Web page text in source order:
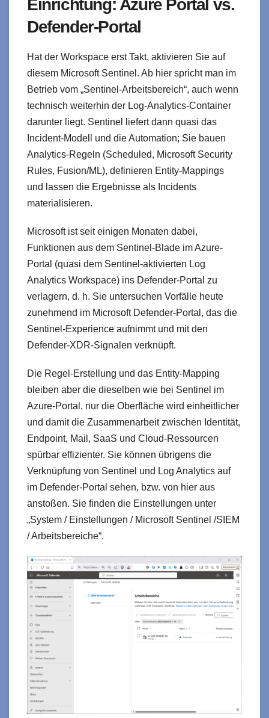
Einrichtung: Azure Portal vs.
Defender-Portal
Hat der Workspace erst Takt, aktivieren Sie auf
diesem Microsoft Sentinel. Ab hier spricht man im
Betrieb vom „Sentinel‑Arbeitsbereich“, auch wenn
technisch weiterhin der Log‑Analytics‑Container
darunter liegt. Sentinel liefert dann quasi das
Incident‑Modell und die Automation; Sie bauen
Analytics‑Regeln (Scheduled, Microsoft Security
Rules, Fusion/ML), definieren Entity‑Mappings
und lassen die Ergebnisse als Incidents
materialisieren.
Microsoft ist seit einigen Monaten dabei,
Funktionen aus dem Sentinel-Blade im Azure-
Portal (quasi dem Sentinel-aktivierten Log
Analytics Workspace) ins Defender-Portal zu
verlagern, d. h. Sie untersuchen Vorfälle heute
zunehmend im Microsoft Defender‑Portal, das die
Sentinel‑Experience aufnimmt und mit den
Defender‑XDR‑Signalen verknüpft.
Die Regel‑Erstellung und das Entity‑Mapping
bleiben aber die dieselben wie bei Sentinel im
Azure-Portal, nur die Oberfläche wird einheitlicher
und damit die Zusammenarbeit zwischen Identität,
Endpoint, Mail, SaaS und Cloud‑Ressourcen
spürbar effizienter. Sie können übrigens die
Verknüpfung von Sentinel und Log Analytics auf
im Defender-Portal sehen, bzw. von hier aus
anstoßen. Sie finden die Einstellungen unter
„System / Einstellungen / Microsoft Sentinel /SIEM
/ Arbeitsbereiche“.